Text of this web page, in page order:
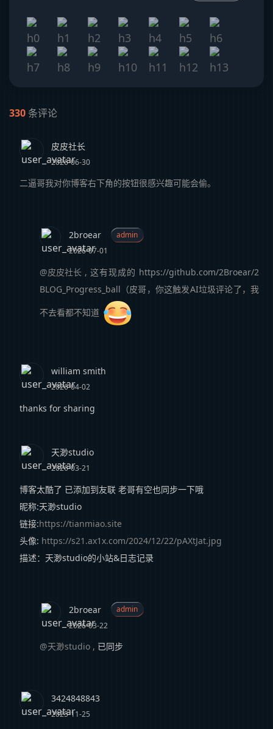
330条评论
皮皮社长
2026-06-30
二逼哥我对你博客右下角的按钮很感兴趣可能会偷。
2broear
admin
2026-07-01
@皮皮社长, 这有现成的 https://github.com/2Broear/2
BLOG_Progress_ball（皮哥，你这触发AI垃圾评论了，我
不去看都不知道
william smith
2026-04-02
thanks for sharing
天渺studio
2026-03-21
博客太酷了 已添加到友联 老哥有空也同步一下哦
昵称:天渺studio
链接:https://tianmiao.site
头像: https://s21.ax1x.com/2024/12/22/pAXtJat.jpg
描述：天渺studio的小站&日志记录
2broear
admin
2026-03-22
@天渺studio, 已同步
3424848843
2025-11-25